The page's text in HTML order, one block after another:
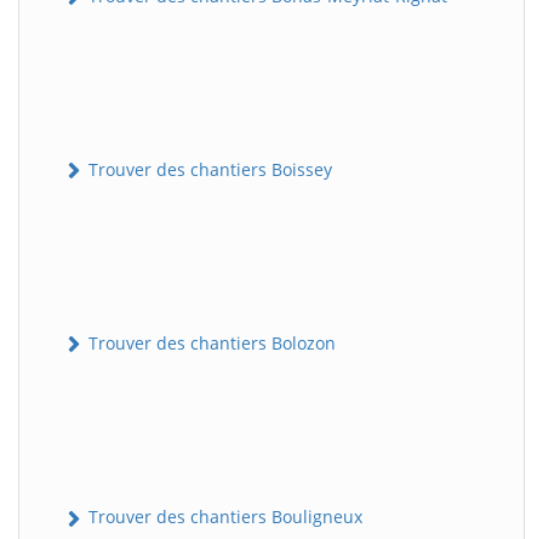
Trouver des chantiers Boissey
Trouver des chantiers Bolozon
Trouver des chantiers Bouligneux